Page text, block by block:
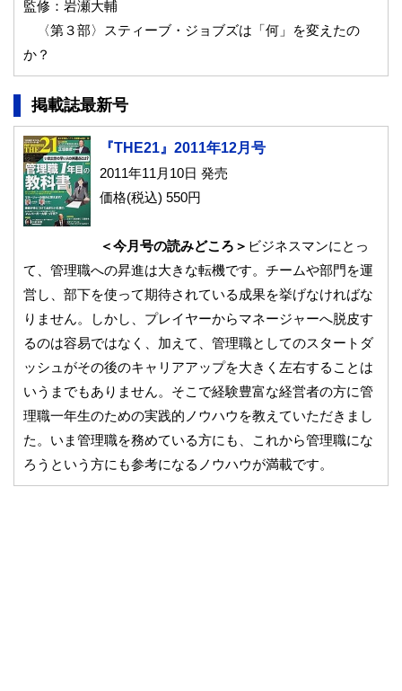
監修：岩瀬大輔
〈第３部〉スティーブ・ジョブズは「何」を変えたの
か？
掲載誌最新号
『THE21』2011年12月号
2011年11月10日 発売
価格(税込) 550円
＜今月号の読みどころ＞ ビジネスマンにとっ
て、管理職への昇進は大きな転機です。チームや部門を運
営し、部下を使って期待されている成果を挙げなければな
りません。しかし、プレイヤーからマネージャーへ脱皮す
るのは容易ではなく、加えて、管理職としてのスタートダ
ッシュがその後のキャリアアップを大きく左右することは
いうまでもありません。そこで経験豊富な経営者の方に管
理職一年生のための実践的ノウハウを教えていただきまし
た。いま管理職を務めている方にも、これから管理職にな
ろうという方にも参考になるノウハウが満載です。